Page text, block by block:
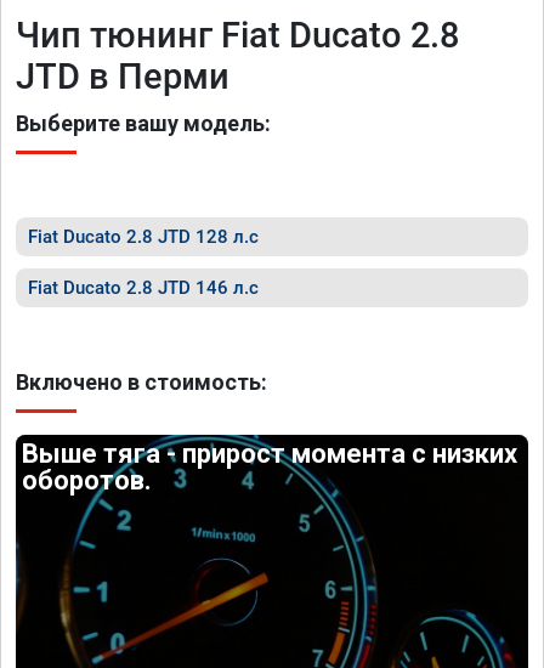
Чип тюнинг Fiat Ducato 2.8
JTD в Перми
Выберите вашу модель:
Fiat Ducato 2.8 JTD 128 л.с
Fiat Ducato 2.8 JTD 146 л.с
Включено в стоимость:
Выше тяга - прирост момента с низких
оборотов.